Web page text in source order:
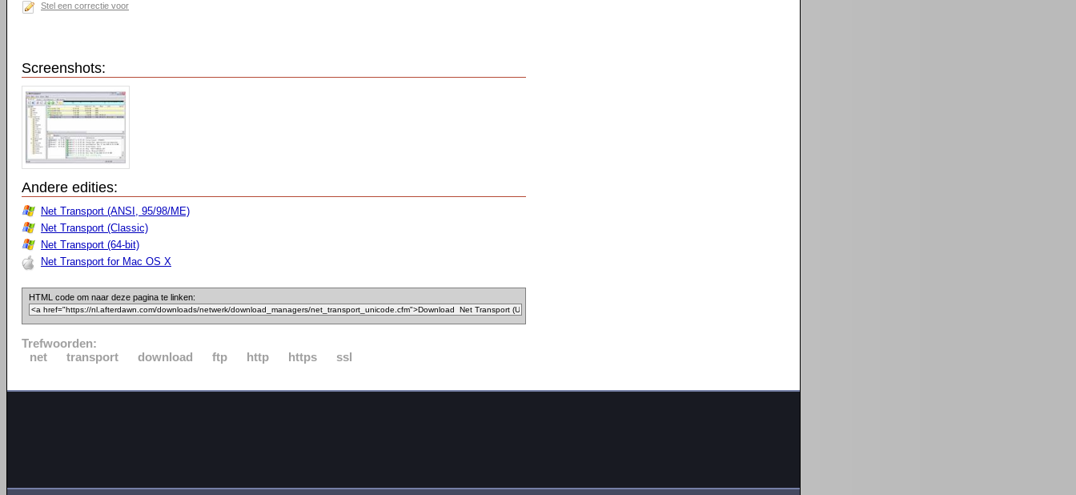
Stel een correctie voor
Screenshots:
Andere edities:
Net Transport (ANSI, 95/98/ME)
Net Transport (Classic)
Net Transport (64-bit)
Net Transport for Mac OS X
HTML code om naar deze pagina te linken:
Trefwoorden:
net
transport download ftp http https ssl